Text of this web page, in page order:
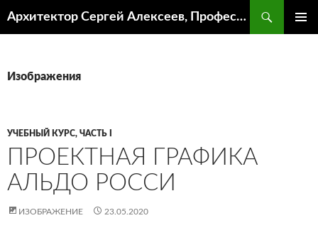
Архитектор Сергей Алексеев, Профессор кафедры ИА и АР ААИ ЮФУ
Изображения
УЧЕБНЫЙ КУРС, ЧАСТЬ I
ПРОЕКТНАЯ ГРАФИКА
АЛЬДО РОССИ
ИЗОБРАЖЕНИЕ 23.05.2020